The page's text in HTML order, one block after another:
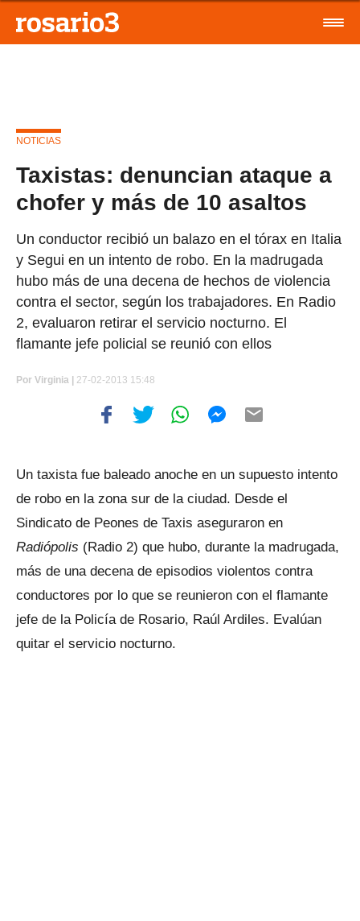
NOTICIAS
Taxistas: denuncian ataque a
chofer y más de 10 asaltos
Un conductor recibió un balazo en el tórax en Italia
y Segui en un intento de robo. En la madrugada
hubo más de una decena de hechos de violencia
contra el sector, según los trabajadores. En Radio
2, evaluaron retirar el servicio nocturno. El
flamante jefe policial se reunió con ellos
Por Virginia | 27-02-2013 15:48
Un taxista fue baleado anoche en un supuesto intento
de robo en la zona sur de la ciudad. Desde el
Sindicato de Peones de Taxis aseguraron en
Radiópolis (Radio 2) que hubo, durante la madrugada,
más de una decena de episodios violentos contra
conductores por lo que se reunieron con el flamante
jefe de la Policía de Rosario, Raúl Ardiles. Evalúan
quitar el servicio nocturno.